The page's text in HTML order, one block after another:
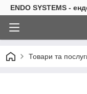
ENDO SYSTEMS -
Товари та